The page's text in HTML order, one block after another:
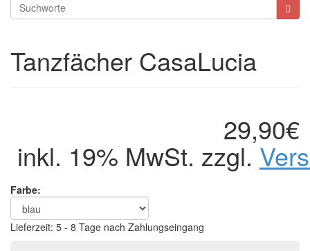
Tanzfächer CasaLucia
29,90€
inkl. 19% MwSt. zzgl.
Farbe:
Lieferzeit: 5 - 8 Tage nach Zahlungseingang